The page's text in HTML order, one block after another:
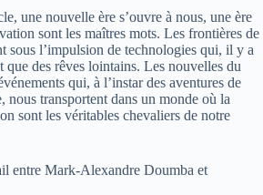
une nouvelle ère s’ouvre à nous, une ère
sont les maîtres mots. Les frontières de
sous l’impulsion de technologies qui, il y a
que des rêves lointains. Les nouvelles du
qui, à l’instar des aventures de
transportent dans un monde où la
sont les véritables chevaliers de notre
entre Mark-Alexandre Doumba et